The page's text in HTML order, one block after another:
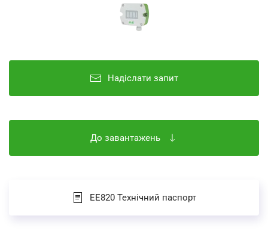
Надіслати запит
До завантажень
EE820 Технічний паспорт